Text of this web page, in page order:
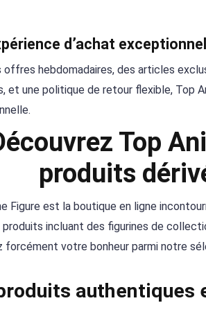
d’achat
offres hebdomadaires, des articles
et une politique de retour flexible, Top
Top
produits
Figure est la boutique en ligne
produits incluant des figurines de
forcément votre bonheur parmi notre
authentiques